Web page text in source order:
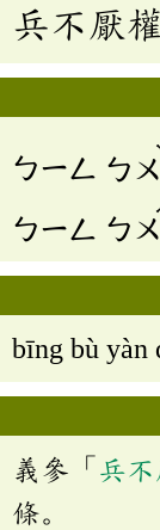
兵不厭權
ㄅㄧㄥ ㄅㄨ
ㄅㄧㄥ
ㄅㄨ
bīng bù yàn
義參「 兵
條。